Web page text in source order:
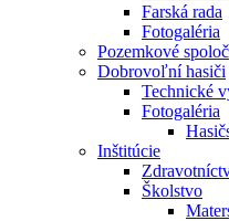
Farská rada
Fotogaléria
Pozemkové
Dobrovoľní hasiči
Technické
Fotogaléria
Inštitúcie
Školstvo